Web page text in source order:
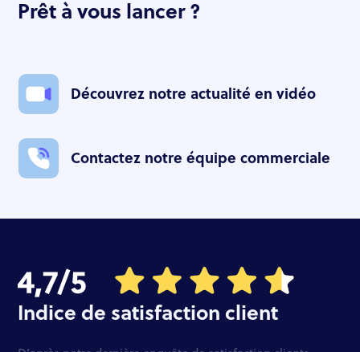
Prêt à vous lancer ?
Découvrez notre actualité en vidéo
Contactez notre équipe commerciale
Indice de satisfaction client